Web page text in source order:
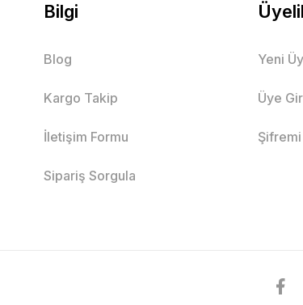
Bilgi
Blog
Kargo Takip
İletişim Formu
Sipariş Sorgula
Yeni
Üye